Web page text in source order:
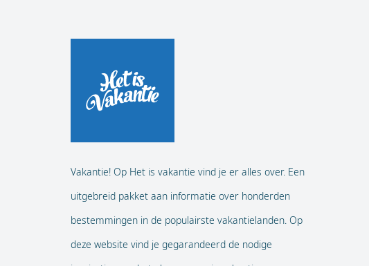
Vakantie! Op Het is vakantie vind je er alles over. Een
uitgebreid pakket aan informatie over honderden
bestemmingen in de populairste vakantielanden. Op
deze website vind je gegarandeerd de nodige